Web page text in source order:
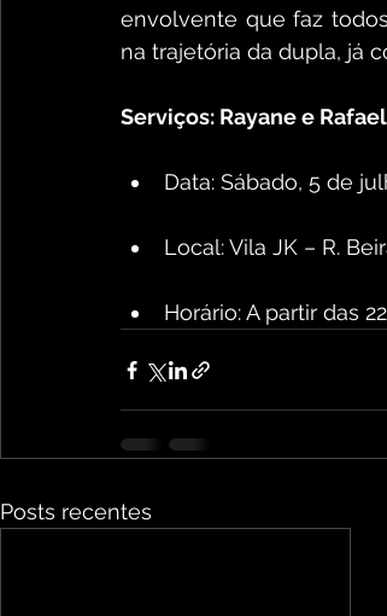
envolvente que faz
na trajetória da dupla, já
Serviços: Rayane e
Data: Sábado, 5 de
Local: Vila JK – R.
Horário: A partir das
Posts recentes